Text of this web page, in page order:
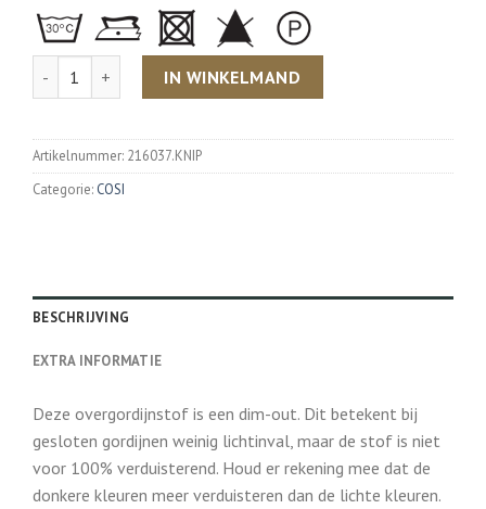
Aantal IN WINKELMAND
Artikelnummer: 216037.KNIP
Categorie: COSI
BESCHRIJVING
EXTRA INFORMATIE
Deze overgordijnstof is een dim-out. Dit betekent bij
gesloten gordijnen weinig lichtinval, maar de stof is niet
voor 100% verduisterend. Houd er rekening mee dat de
donkere kleuren meer verduisteren dan de lichte kleuren.